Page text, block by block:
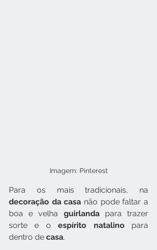
Imagem: Pinterest
decoração da casa não pode faltar a
boa e velha guirlanda para trazer
sorte e o espírito natalino para
dentro de casa.